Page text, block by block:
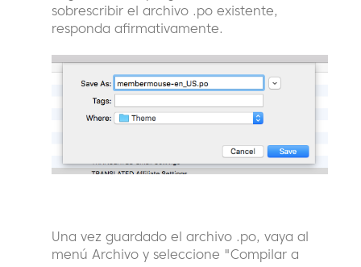
sobrescribir el archivo .po existente,
responda afirmativamente.
Una vez guardado el archivo .po, vaya al
menú Archivo y seleccione "Compilar a